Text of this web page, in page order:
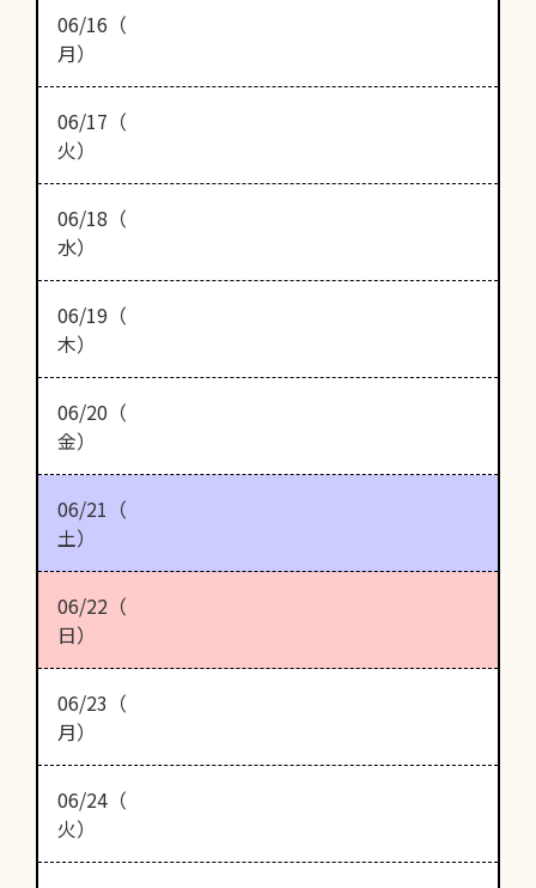
06/16（
月）
06/17（
火）
06/18（
水）
06/19（
木）
06/20（
金）
06/21（
土）
06/22（
日）
06/23（
月）
06/24（
火）